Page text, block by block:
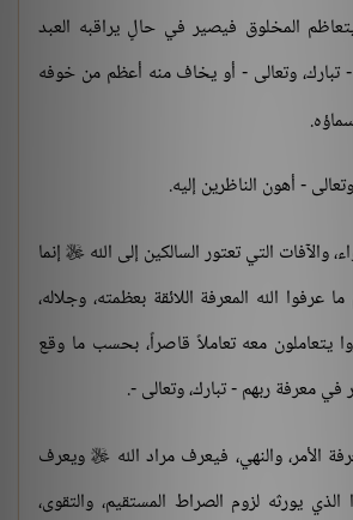
المخلوق فيصير في حالٍ يراقبه العبد
تبارك، وتعالى - أو يخاف منه أعظم من خوفه
- أهون الناظرين إليه.
والآفات التي تعتور السالكين إلى الله  إنما
الله المعرفة اللائقة بعظمته، وجلاله،
يتعاملون معه تعاملاً قاصراً، بحسب ما وقع
معرفة ربهم - تبارك، وتعالى -.
الأمر، والنهي، فيعرف مراد الله ويعرف
الذي يورثه لزوم الصراط المستقيم، والتقوى،